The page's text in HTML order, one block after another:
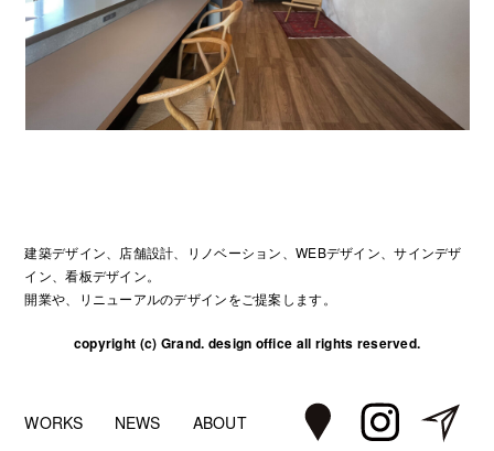
建築デザイン、店舗設計、リノベーション、WEBデザイン、サインデザ
イン、看板デザイン。
開業や、リニューアルのデザインをご提案します。
copyright (c) Grand. design office all rights reserved.
WORKS NEWS ABOUT